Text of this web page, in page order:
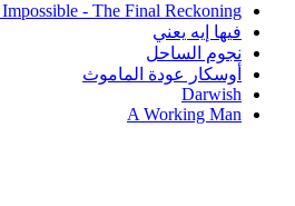
- The Final Reckoning
فيها إيه يعني
نجوم الساحل
أوسكار عودة الماموث
Darwish
A Working Man